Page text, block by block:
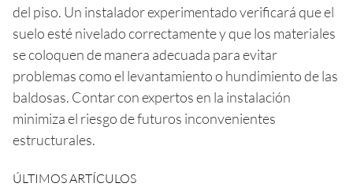
del piso. Un instalador experimentado verificará que el
suelo esté nivelado correctamente y que los materiales
se coloquen de manera adecuada para evitar
problemas como el levantamiento o hundimiento de las
baldosas. Contar con expertos en la instalación
minimiza el riesgo de futuros inconvenientes
estructurales.
ÚLTIMOS ARTÍCULOS